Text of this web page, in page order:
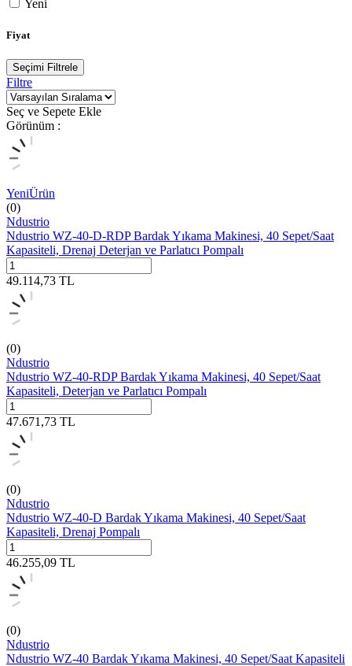
Yeni
Fiyat
Seçimi Filtrele
Filtre
Seç ve Sepete Ekle
Görünüm :
YeniÜrün
(0)
Ndustrio
Ndustrio WZ-40-D-RDP Bardak Yıkama Makinesi, 40 Sepet/Saat
Kapasiteli, Drenaj Deterjan ve Parlatıcı Pompalı
49.114,73 TL
(0)
Ndustrio
Ndustrio WZ-40-RDP Bardak Yıkama Makinesi, 40 Sepet/Saat
Kapasiteli, Deterjan ve Parlatıcı Pompalı
47.671,73 TL
(0)
Ndustrio
Ndustrio WZ-40-D Bardak Yıkama Makinesi, 40 Sepet/Saat
Kapasiteli, Drenaj Pompalı
46.255,09 TL
(0)
Ndustrio
Ndustrio WZ-40 Bardak Yıkama Makinesi, 40 Sepet/Saat Kapasiteli